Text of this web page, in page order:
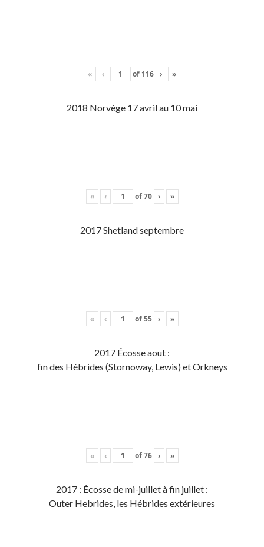
« ‹ of 116 › »
2018 Norvège 17 avril au 10 mai
« ‹ of70 › »
2017 Shetland septembre
« ‹ of55 › »
2017 Écosse aout :
fin des Hébrides (Stornoway, Lewis) et Orkneys
« ‹ of76 › »
2017 : Écosse de mi-juillet à fin juillet :
Outer Hebrides, les Hébrides extérieures